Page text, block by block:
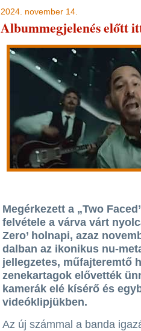
2024. november 14.
Albummegjelenés előtt
Megérkezett a „Two
felvétele a várva várt
Zero’ holnapi, azaz
dalban az ikonikus nu-
jellegzetes, műfajteremtő
zenekartagok elővették
kamerák elé kísérő és
videóklipjükben.
Az új számmal a banda